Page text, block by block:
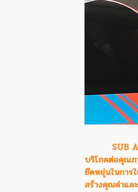
SUB
บริโภคต่อคุณภ
ยืดหยุ่นในการ
สร้างคุณค่าแล